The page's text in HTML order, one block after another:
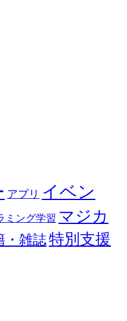
アプリ イベン
ミング学習 マジカ
・雑誌特別支援